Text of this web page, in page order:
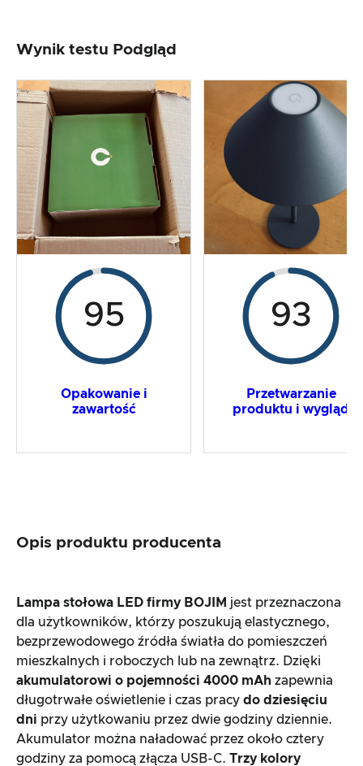
Przetwarzanie i wygląd produktu
Test praktyczny
Stosunek ceny do wydajności
Wynik testu Podgląd
95
Opakowanie i
zawartość
93
Przetwarzanie
produktu i wygląd
Opis produktu producenta
Lampa stołowa LED firmy BOJIM jest przeznaczona
dla użytkowników, którzy poszukują elastycznego,
bezprzewodowego źródła światła do pomieszczeń
mieszkalnych i roboczych lub na zewnątrz. Dzięki
akumulatorowi o pojemności 4000 mAh zapewnia
długotrwałe oświetlenie i czas pracy do dziesięciu
dni przy użytkowaniu przez dwie godziny dziennie.
Akumulator można naładować przez około cztery
godziny za pomocą złącza USB-C. Trzy kolory